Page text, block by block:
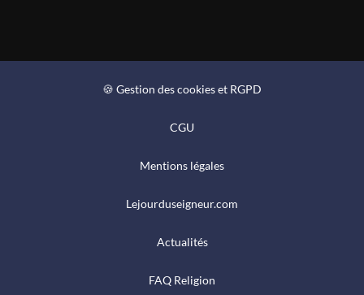
🍪 Gestion des cookies et RGPD
CGU
Mentions légales
Lejourduseigneur.com
Actualités
FAQ Religion